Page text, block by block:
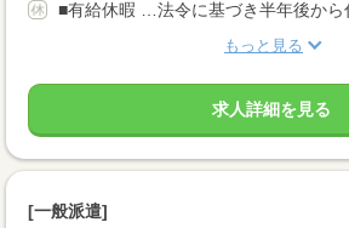
■有給休暇 …法令に基づき半年後から
もっと見る
求人詳細を見る
[一般派遣]